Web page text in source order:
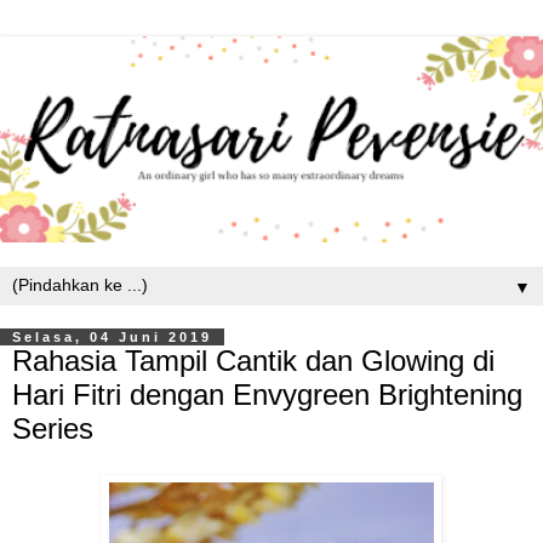
▼
Selasa, 04 Juni 2019
Rahasia Tampil Cantik dan Glowing di
Hari Fitri dengan Envygreen Brightening
Series